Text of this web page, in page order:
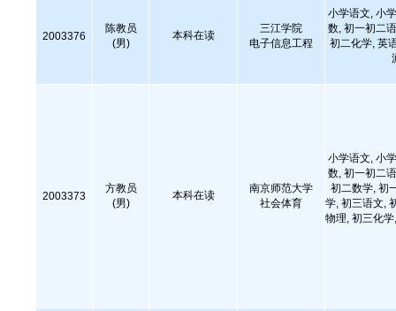
2003376
陈教员
(男)
本科在读
三江学院
电子信息工程
小学语文, 小
数, 初一初二
初二化学, 英
2003373
方教员
(男)
本科在读
南京师范大学
社会体育
小学语文, 小
数, 初一初二
初二数学, 初
学, 初三语文,
物理, 初三化